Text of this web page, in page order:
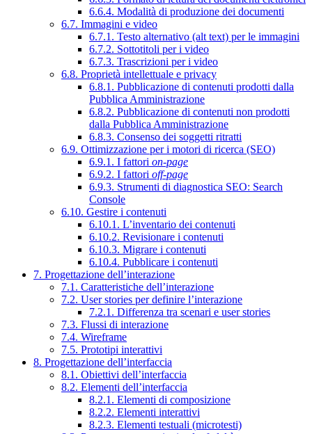
6.6.4. Modalità di produzione dei documenti
6.7. Immagini e video
6.7.1. Testo alternativo (alt text) per le immagini
6.7.2. Sottotitoli per i video
6.7.3. Trascrizioni per i video
6.8. Proprietà intellettuale e privacy
6.8.1. Pubblicazione di contenuti prodotti dalla
Pubblica Amministrazione
6.8.2. Pubblicazione di contenuti non prodotti
dalla Pubblica Amministrazione
6.8.3. Consenso dei soggetti ritratti
6.9. Ottimizzazione per i motori di ricerca (SEO)
6.9.1. I fattori on-page
6.9.2. I fattori off-page
6.9.3. Strumenti di diagnostica SEO: Search
Console
6.10. Gestire i contenuti
6.10.1. L’inventario dei contenuti
6.10.2. Revisionare i contenuti
6.10.3. Migrare i contenuti
6.10.4. Pubblicare i contenuti
7. Progettazione dell’interazione
7.1. Caratteristiche dell’interazione
7.2. User stories per definire l’interazione
7.2.1. Differenza tra scenari e user stories
7.3. Flussi di interazione
7.4. Wireframe
7.5. Prototipi interattivi
8. Progettazione dell’interfaccia
8.1. Obiettivi dell’interfaccia
8.2. Elementi dell’interfaccia
8.2.1. Elementi di composizione
8.2.2. Elementi interattivi
8.2.3. Elementi testuali (microtesti)